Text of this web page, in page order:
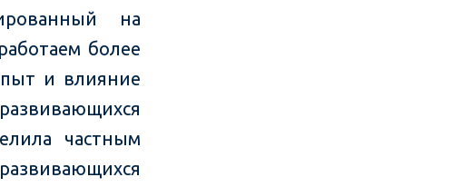
на
более
и влияние
частным